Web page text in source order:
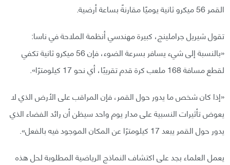
القمر 56 ميكرو ثانية يوميًا مقارنةً بساعة أرضية.
تقول شيريل جراملينج، كبيرة مهندسي أنظمة الملاحة في ناسا:
«بالنسبة إلى شيء يسافر بسرعة الضوء، فإن 56 ميكرو ثانية تكفي
لقطع مسافة 168 ملعب كرة قدم تقريبًا، أي نحو 17 كيلومترًا».
«إذا كان شخص ما يدور حول القمر، فإن المراقب على الأرض الذي لا
يعوض تأثيرات النسبية على مدار يوم واحد سيظن أن رائد الفضاء الذي
يدور حول القمر يبعد 17 كيلومترًا عن المكان الموجود فيه بالفعل».
يعمل العلماء بجد على اكتشاف النماذج الرياضية المطلوبة لحل هذه